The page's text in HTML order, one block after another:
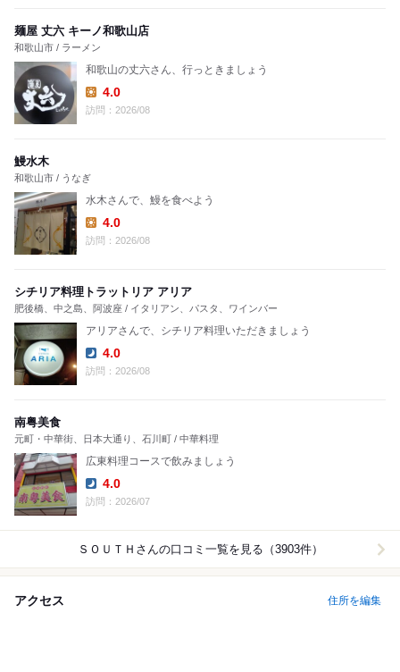
麺屋 丈六 キーノ和歌山店
和歌山市 / ラーメン
和歌山の丈六さん、行っときましょう
Lunch:
4.0
訪問：2026/08
鰻水木
和歌山市 / うなぎ
水木さんで、鰻を食べよう
Lunch:
4.0
訪問：2026/08
シチリア料理トラットリア アリア
肥後橋、中之島、阿波座 / イタリアン、パスタ、ワインバー
アリアさんで、シチリア料理いただきましょう
Dinner:
4.0
訪問：2026/08
南粤美食
元町・中華街、日本大通り、石川町 / 中華料理
広東料理コースで飲みましょう
Dinner:
4.0
訪問：2026/07
ＳＯＵＴＨ さんの口コミ一覧を見る（3903件）
アクセス 住所を編集